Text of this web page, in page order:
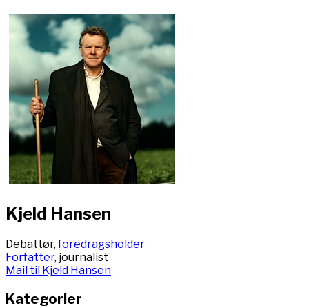
Kjeld Hansen
Debattør,foredragsholder
Forfatter, journalist
Mail til Kjeld Hansen
Kategorier